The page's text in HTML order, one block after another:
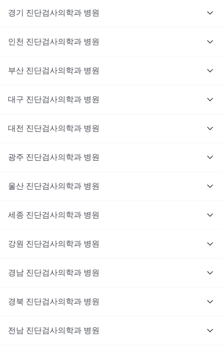
경기 진단검사의학과 병원
인천 진단검사의학과 병원
부산 진단검사의학과 병원
대구 진단검사의학과 병원
대전 진단검사의학과 병원
광주 진단검사의학과 병원
울산 진단검사의학과 병원
세종 진단검사의학과 병원
강원 진단검사의학과 병원
경남 진단검사의학과 병원
경북 진단검사의학과 병원
전남 진단검사의학과 병원